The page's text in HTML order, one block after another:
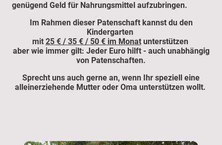
genügend Geld für Nahrungsmittel aufzubringen.
Im Rahmen dieser Patenschaft kannst du den
Kindergarten
mit 25 € / 35 € / 50 € im Monatunterstützen
aber wie immer gilt: Jeder Euro hilft - auch unabhängig
von Patenschaften.
Sprecht uns auch gerne an, wenn Ihr speziell eine
alleinerziehende Mutter oder Oma unterstützen wollt.